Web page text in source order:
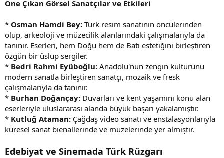
Öne Çıkan Görsel Sanatçılar ve Etkileri
* Osman Hamdi Bey: Türk resim sanatının öncülerinden
olup, arkeoloji ve müzecilik alanlarındaki çalışmalarıyla da
tanınır. Eserleri, hem Doğu hem de Batı estetiğini birleştiren
özgün bir üslup sergiler.
* Bedri Rahmi Eyüboğlu: Anadolu'nun zengin kültürünü
modern sanatla birleştiren sanatçı, mozaik ve fresk
çalışmalarıyla da tanınır.
* Burhan Doğançay: Duvarları ve kent yaşamını konu alan
eserleriyle uluslararası alanda büyük başarı yakalamıştır.
* Kutluğ Ataman: Çağdaş video sanatı ve enstalasyonlarıyla
küresel sanat bienallerinde ve müzelerinde yer almıştır.
Edebiyat ve Sinemada Türk Rüzgarı